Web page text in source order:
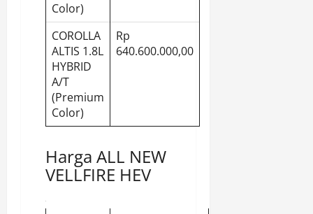
Color)
COROLLA
ALTIS 1.8L
HYBRID
A/T
(Premium
Color)
Rp
640.600.000,00
Harga ALL NEW
VELLFIRE HEV